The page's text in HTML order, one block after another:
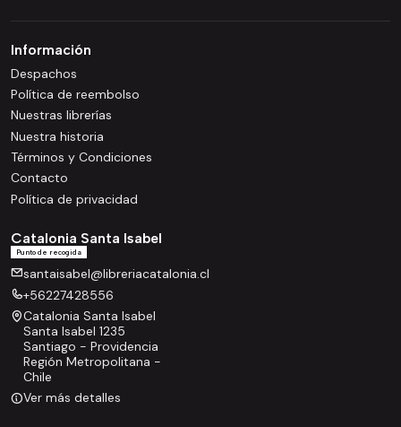
Información
Despachos
Política de reembolso
Nuestras librerías
Nuestra historia
Términos y Condiciones
Contacto
Política de privacidad
Catalonia Santa Isabel
Punto de recogida
santaisabel@libreriacatalonia.cl
+56227428556
Catalonia Santa Isabel
Santa Isabel 1235
Santiago - Providencia
Región Metropolitana -
Chile
Ver más detalles